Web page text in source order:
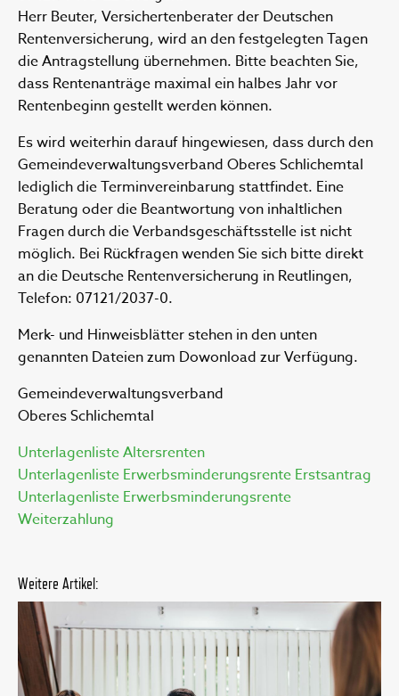
Herr Beuter, Versichertenberater der Deutschen
Rentenversicherung, wird an den festgelegten Tagen
die Antragstellung übernehmen. Bitte beachten Sie,
dass Rentenanträge maximal ein halbes Jahr vor
Rentenbeginn gestellt werden können.
Es wird weiterhin darauf hingewiesen, dass durch den
Gemeindeverwaltungsverband Oberes Schlichemtal
lediglich die Terminvereinbarung stattfindet. Eine
Beratung oder die Beantwortung von inhaltlichen
Fragen durch die Verbandsgeschäftsstelle ist nicht
möglich. Bei Rückfragen wenden Sie sich bitte direkt
an die Deutsche Rentenversicherung in Reutlingen,
Telefon: 07121/2037-0.
Merk- und Hinweisblätter stehen in den unten
genannten Dateien zum Dowonload zur Verfügung.
Gemeindeverwaltungsverband
Oberes Schlichemtal
Unterlagenliste Altersrenten
Unterlagenliste Erwerbsminderungsrente Erstsantrag
Unterlagenliste Erwerbsminderungsrente
Weiterzahlung
Weitere Artikel: